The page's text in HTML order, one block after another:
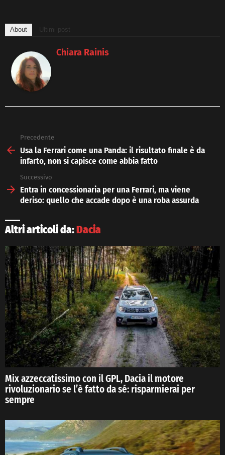
About Ultimi post
Chiara Rainis
more
Precedente
Usa la Ferrari come una Panda: il risultato finale è da
infarto, non si capisce come abbia fatto
Successivo
Entra in concessionaria per una Ferrari, ma viene
deriso: quello che accade dopo è una roba assurda
Altri articoli da:Dacia
Mix azzeccatissimo con il GPL, Dacia il motore
rivoluzionario se l’è fatto da sé: risparmierai per
sempre